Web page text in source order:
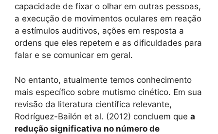
capacidade de fixar o olhar em outras pessoas,
a execução de movimentos oculares em reação
a estímulos auditivos, ações em resposta a
ordens que eles repetem e as dificuldades para
falar e se comunicar em geral.
No entanto, atualmente temos conhecimento
mais específico sobre mutismo cinético. Em sua
revisão da literatura científica relevante,
Rodríguez-Bailón et al. (2012) concluem que a
redução significativa no número de